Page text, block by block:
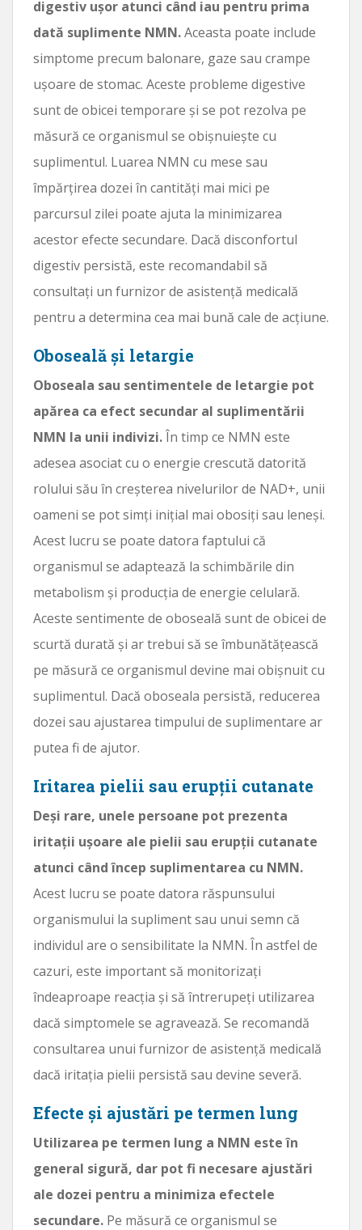
digestiv ușor atunci când iau pentru prima
dată suplimente NMN.Aceasta poate include
simptome precum balonare, gaze sau crampe
ușoare de stomac. Aceste probleme digestive
sunt de obicei temporare și se pot rezolva pe
măsură ce organismul se obișnuiește cu
suplimentul. Luarea NMN cu mese sau
împărțirea dozei în cantități mai mici pe
parcursul zilei poate ajuta la minimizarea
acestor efecte secundare. Dacă disconfortul
digestiv persistă, este recomandabil să
consultați un furnizor de asistență medicală
pentru a determina cea mai bună cale de acțiune.
Oboseală și letargie
Oboseala sau sentimentele de letargie pot
apărea ca efect secundar al suplimentării
NMN la unii indivizi.În timp ce NMN este
adesea asociat cu o energie crescută datorită
rolului său în creșterea nivelurilor de NAD+, unii
oameni se pot simți inițial mai obosiți sau leneși.
Acest lucru se poate datora faptului că
organismul se adaptează la schimbările din
metabolism și producția de energie celulară.
Aceste sentimente de oboseală sunt de obicei de
scurtă durată și ar trebui să se îmbunătățească
pe măsură ce organismul devine mai obișnuit cu
suplimentul. Dacă oboseala persistă, reducerea
dozei sau ajustarea timpului de suplimentare ar
putea fi de ajutor.
Iritarea pielii sau erupții cutanate
Deși rare, unele persoane pot prezenta
iritații ușoare ale pielii sau erupții cutanate
atunci când încep suplimentarea cu NMN.
Acest lucru se poate datora răspunsului
organismului la supliment sau unui semn că
individul are o sensibilitate la NMN. În astfel de
cazuri, este important să monitorizați
îndeaproape reacția și să întrerupeți utilizarea
dacă simptomele se agravează. Se recomandă
consultarea unui furnizor de asistență medicală
dacă iritația pielii persistă sau devine severă.
Efecte și ajustări pe termen lung
Utilizarea pe termen lung a NMN este în
general sigură, dar pot fi necesare ajustări
ale dozei pentru a minimiza efectele
secundare. Pe măsură ce organismul se